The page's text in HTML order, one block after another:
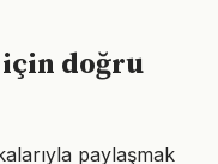
doğru
paylaşmak